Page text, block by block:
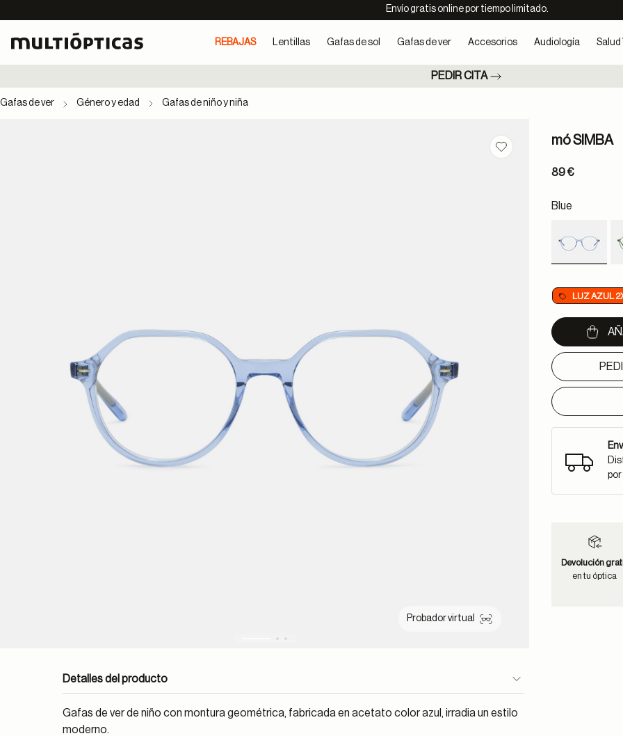
Envío gratis online por tiempo limitado.
REBAJAS Lentillas Gafas de sol Gafas de ver Accesorios Audiología Salud
PEDIR CITA
Gafas de ver Género y edad Gafas de niño y niña
Probador virtual
Guardar en favoritos
Detalles del producto
Gafas de ver de niño con montura geométrica, fabricada en acetato color azul, irradia un estilo
moderno.
mó SIMBA
89 €
Blue
LUZ AZUL
Devolución
en tu óptica